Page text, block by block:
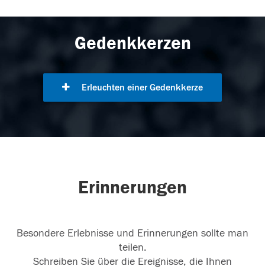
Gedenkkerzen
Erleuchten einer Gedenkkerze
Erinnerungen
Besondere Erlebnisse und Erinnerungen sollte man
teilen.
Schreiben Sie über die Ereignisse, die Ihnen